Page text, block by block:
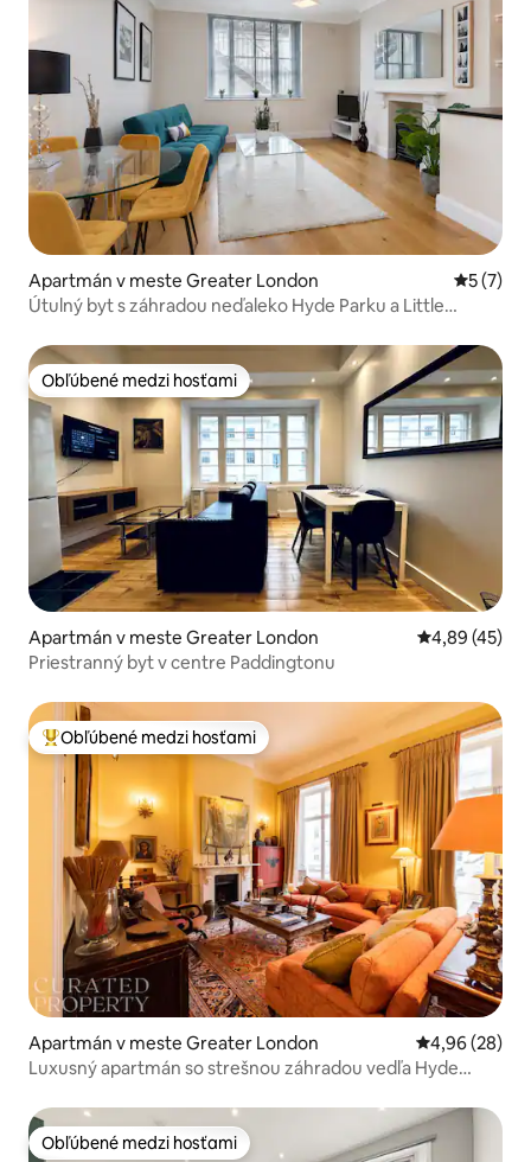
Apartmán v meste Greater London
5 (7)
Útulný byt s záhradou neďaleko Hyde Parku a Little
Obľúbené medzi hosťami
Obľúbené medzi hosťami
Apartmán v meste Greater London Priemerné
4,89 (45)
Priestranný byt v centre Paddingtonu
Najobľúbenejšie medzi hosťami
Obľúbené medzi hosťami
Apartmán v meste Greater London Priemerné
4,96 (28)
Luxusný apartmán so strešnou záhradou vedľa Hyde
Obľúbené medzi hosťami
Obľúbené medzi hosťami